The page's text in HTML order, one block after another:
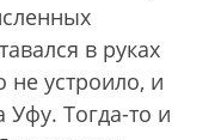
в руках
не устроило, и
Уфу. Тогда-то и